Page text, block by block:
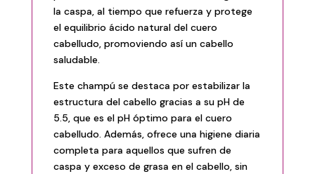
la caspa, al tiempo que refuerza y protege
el equilibrio ácido natural del cuero
cabelludo, promoviendo así un cabello
saludable.
Este champú se destaca por estabilizar la
estructura del cabello gracias a su pH de
5.5, que es el pH óptimo para el cuero
cabelludo. Además, ofrece una higiene diaria
completa para aquellos que sufren de
caspa y exceso de grasa en el cabello, sin